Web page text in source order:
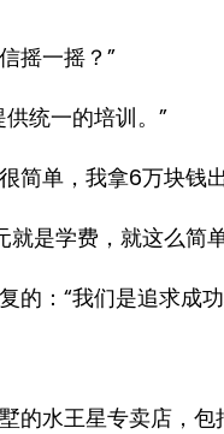
摇一摇？”
统一的培训。”
简单，我拿6万块钱
是学费，就这么简
的：“我们是追求成
的水王星专卖店，